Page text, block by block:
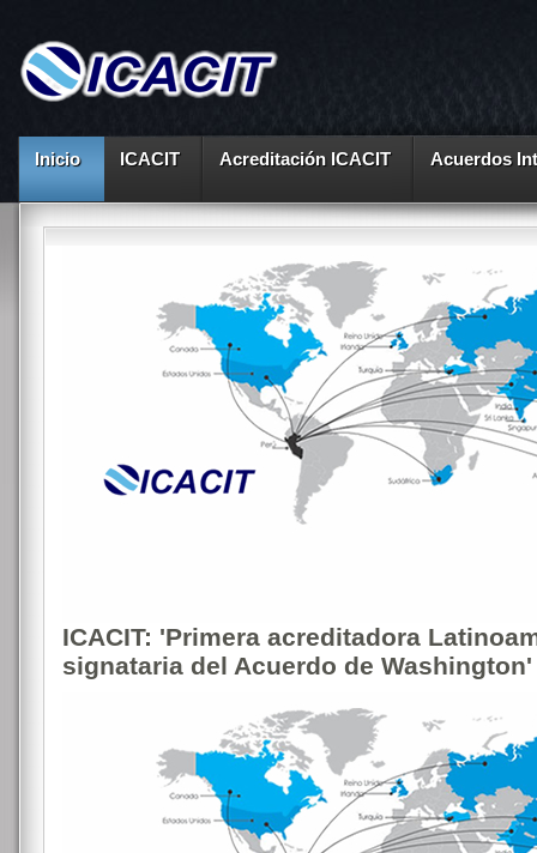
Inicio ICACIT Acreditación ICACIT Acuerdos
ICACIT: 'Primera acreditadora
signataria del Acuerdo de Washington'